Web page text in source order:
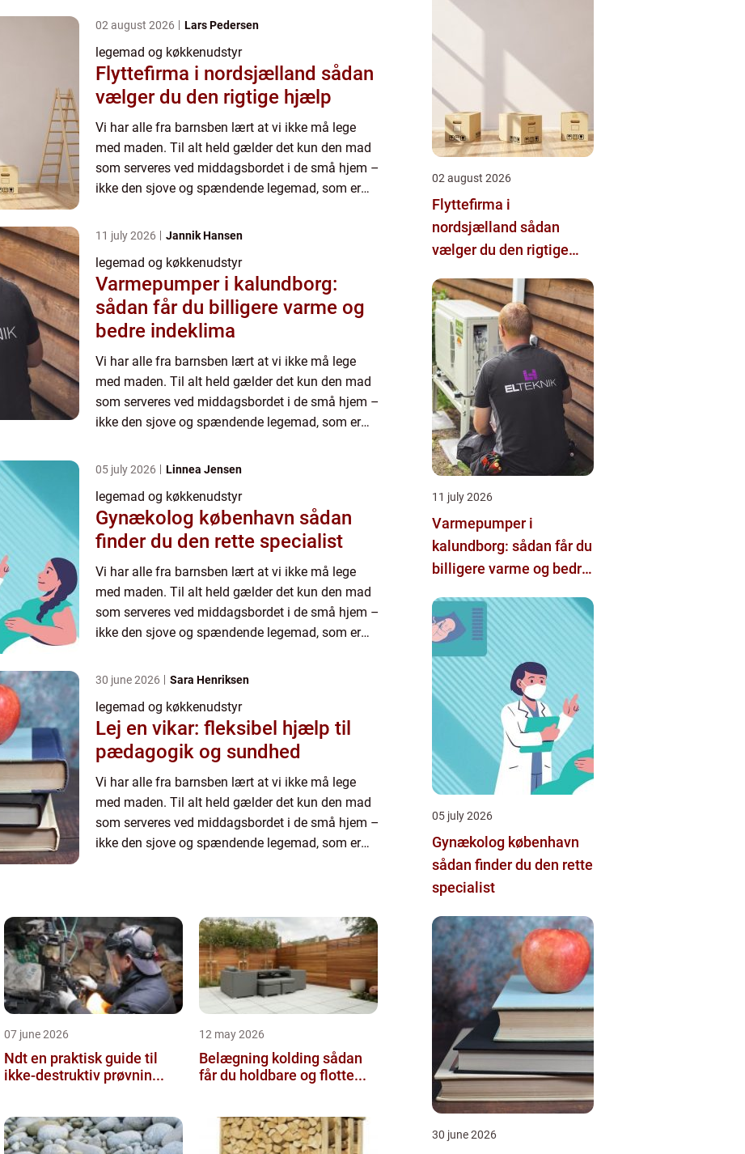
02 august 2026 Lars Pedersen
legemad og køkkenudstyr
Flyttefirma i nordsjælland sådan
vælger du den rigtige hjælp
Vi har alle fra barnsben lært at vi ikke må lege
med maden. Til alt held gælder det kun den mad
som serveres ved middagsbordet i de små hjem –
ikke den sjove og spændende legemad, som er
og køkkenudstyr ...
11 july 2026 Jannik Hansen
legemad og køkkenudstyr
Varmepumper i kalundborg:
sådan får du billigere varme og
bedre indeklima
Vi har alle fra barnsben lært at vi ikke må lege
med maden. Til alt held gælder det kun den mad
som serveres ved middagsbordet i de små hjem –
ikke den sjove og spændende legemad, som er
og køkkenudstyr ...
05 july 2026 Linnea Jensen
legemad og køkkenudstyr
Gynækolog københavn sådan
finder du den rette specialist
Vi har alle fra barnsben lært at vi ikke må lege
med maden. Til alt held gælder det kun den mad
som serveres ved middagsbordet i de små hjem –
ikke den sjove og spændende legemad, som er
og køkkenudstyr ...
30 june 2026 Sara Henriksen
legemad og køkkenudstyr
Lej en vikar: fleksibel hjælp til
pædagogik og sundhed
Vi har alle fra barnsben lært at vi ikke må lege
med maden. Til alt held gælder det kun den mad
som serveres ved middagsbordet i de små hjem –
ikke den sjove og spændende legemad, som er
07 june 2026
Ndt en praktisk guide til
ikke-destruktiv prøvnin...
12 may 2026
Belægning kolding sådan
får du holdbare og flotte...
02 august 2026
Flyttefirma i
nordsjælland sådan
vælger du den rigtige
11 july 2026
Varmepumper i
kalundborg: sådan får du
billigere varme og bedre
05 july 2026
Gynækolog københavn
sådan finder du den rette
specialist
30 june 2026